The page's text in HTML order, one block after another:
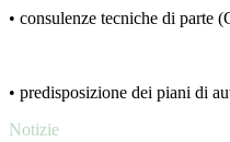
• consulenze tecniche di parte
• predisposizione dei piani di
Notizie